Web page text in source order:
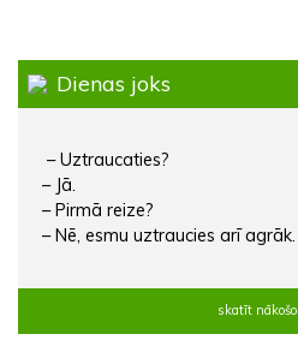
Dienas joks
– Uztraucaties?
– Jā.
– Pirmā reize?
– Nē, esmu uztraucies arī agrāk.
skatīt nākošo